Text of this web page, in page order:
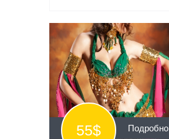
55$ Подробно